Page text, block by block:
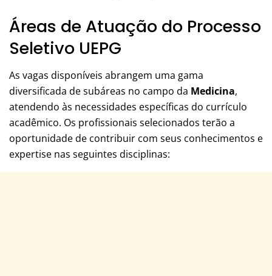
Áreas de Atuação do Processo
Seletivo UEPG
As vagas disponíveis abrangem uma gama
diversificada de subáreas no campo da Medicina,
atendendo às necessidades específicas do currículo
acadêmico. Os profissionais selecionados terão a
oportunidade de contribuir com seus conhecimentos e
expertise nas seguintes disciplinas: